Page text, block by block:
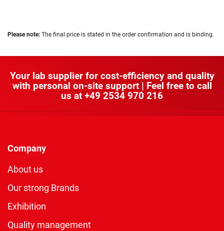
Please note: The final price is stated in the order confirmation and is binding.
Your lab supplier for cost-efficiency and quality
with personal on-site support | Feel free to call
us at +49 2534 970 216
Company
About us
Our strong Brands
Exhibition
Quality management